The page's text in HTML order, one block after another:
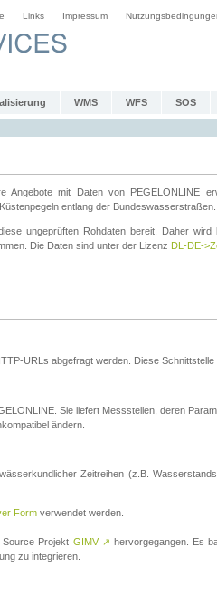
Links Impressum
WMS WFS SOS
Angebote mit Daten von PEGELONLINE
entlang der Bundeswasserstraßen.
ungeprüften Rohdaten bereit. Daher
Die Daten sind unter der Lizenz DL-DE-
URLs abgefragt werden. Diese
Sie liefert Messstellen, deren
ändern.
Zeitreihen (z.B.
Form verwendet werden.
Projekt GIMV ↗ hervorgegangen. Es
zu integrieren.